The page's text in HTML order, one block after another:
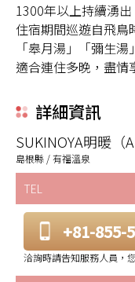
1300年以上持續湧
住宿期間巡遊自飛鳥
「皋月湯」「彌生
適合連住多晚，盡情
詳細資訊
SUKINOYA明暖（
島根縣 / 有福溫泉
TEL
+81-855-
洽詢時請告知服務人員，